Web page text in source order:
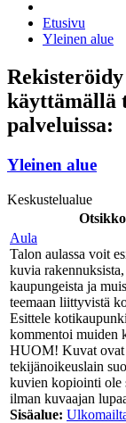
Etusivu
Yleinen alue
käyttämällä
palveluissa:
Yleinen alue
Keskustelualue
Otsikko
Aula
Talon aulassa voit
kuvia rakennuksista,
kaupungeista ja
teemaan liittyvistä
Esittele
kommentoi muiden
HUOM! Kuvat ovat
tekijänoikeuslain
kuvien kopiointi ole
ilman kuvaajan
Sisäalue: